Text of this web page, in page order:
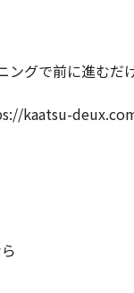
ングで前に進むだ
kaatsu-